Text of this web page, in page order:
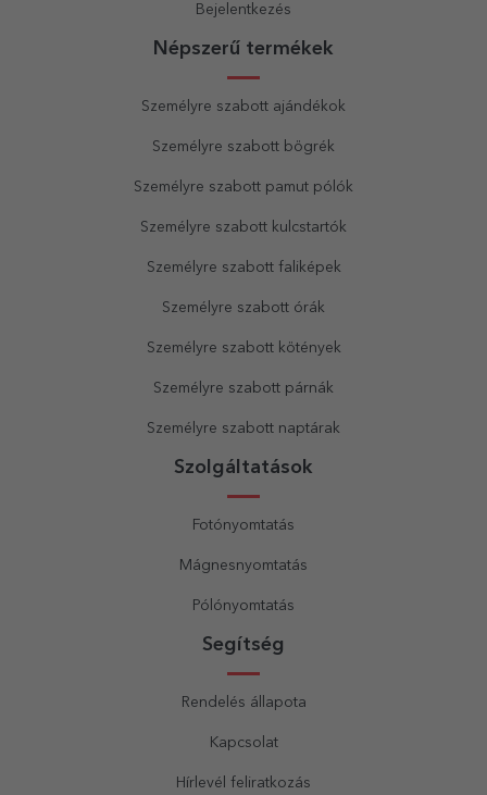
Bejelentkezés
Népszerű termékek
Személyre szabott ajándékok
Személyre szabott bögrék
Személyre szabott pamut pólók
Személyre szabott kulcstartók
Személyre szabott faliképek
Személyre szabott órák
Személyre szabott kötények
Személyre szabott párnák
Személyre szabott naptárak
Szolgáltatások
Fotónyomtatás
Mágnesnyomtatás
Pólónyomtatás
Segítség
Rendelés állapota
Kapcsolat
Hírlevél feliratkozás